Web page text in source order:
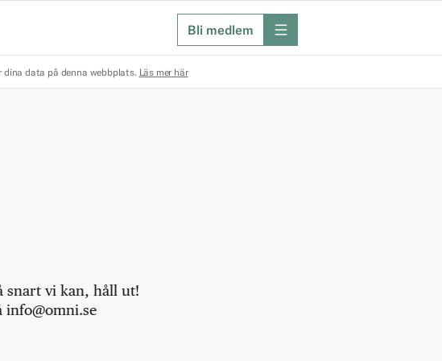
Bli medlem meny
dina data på denna webbplats. Läs mer här
snart vi kan, håll ut!
info@omni.se